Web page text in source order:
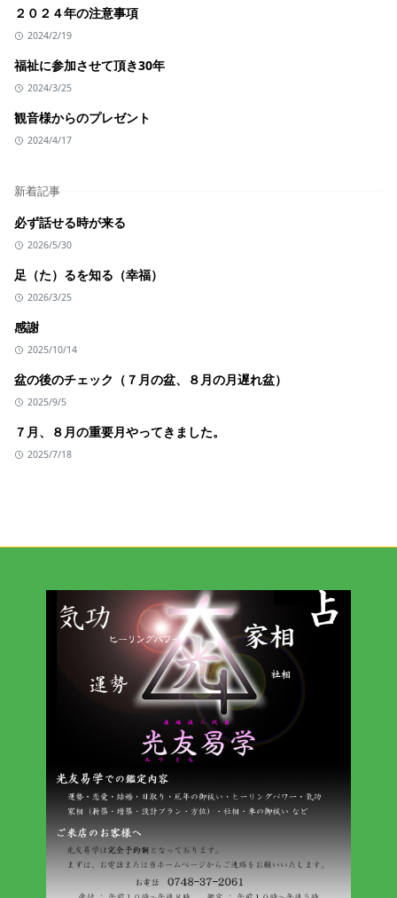
２０２４年の注意事項
2024/2/19
福祉に参加させて頂き30年
2024/3/25
観音様からのプレゼント
2024/4/17
新着記事
必ず話せる時が来る
2026/5/30
足（た）るを知る（幸福）
2026/3/25
感謝
2025/10/14
盆の後のチェック（７月の盆、８月の月遅れ盆）
2025/9/5
７月、８月の重要月やってきました。
2025/7/18